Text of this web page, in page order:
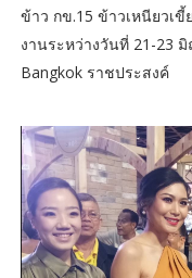
ข้าว กข.15 ข้าวเหนียวเ
งานระหว่างวันที่ 21-23
Bangkok ราชประสงค์